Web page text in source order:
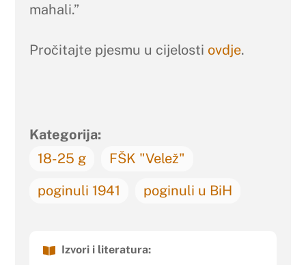
mahali.”
Pročitajte pjesmu u cijelosti ovdje.
Kategorija:
18-25 g
FŠK "Velež"
poginuli 1941
poginuli u BiH
Izvori i literatura: